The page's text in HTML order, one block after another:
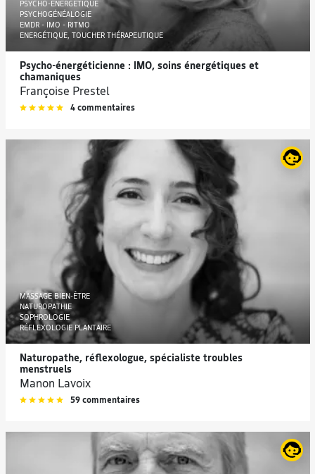
PSYCHO-ÉNERGÉTIQUE
PSYCHOGÉNÉALOGIE
EMDR - IMO - RITMO
ENERGÉTIQUE, TOUCHER THÉRAPEUTIQUE
Psycho-énergéticienne : IMO, soins énergétiques et
chamaniques
Françoise Prestel
4 commentaires
MASSAGE BIEN-ÊTRE
NATUROPATHIE
SOPHROLOGIE
RÉFLEXOLOGIE PLANTAIRE
Naturopathe, réflexologue, spécialiste troubles
menstruels
Manon Lavoix
59 commentaires